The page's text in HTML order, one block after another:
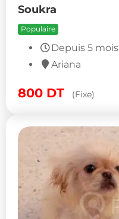
Soukra
Populaire
Depuis 5 mois
Ariana
800 DT (Fixe)